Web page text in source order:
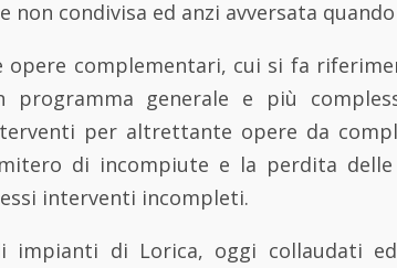
non condivisa ed anzi avversata
opere complementari, cui si fa
programma generale e più
per altrettante opere da
di incompiute e la perdita
interventi incompleti.
impianti di Lorica, oggi collaudati